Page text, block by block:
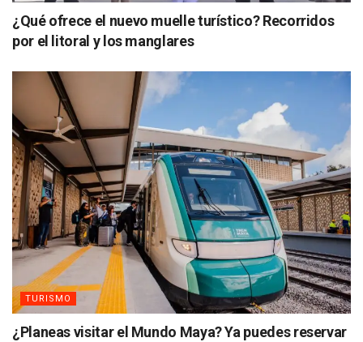
¿Qué ofrece el nuevo muelle turístico? Recorridos
por el litoral y los manglares
TURISMO
¿Planeas visitar el Mundo Maya? Ya puedes reservar